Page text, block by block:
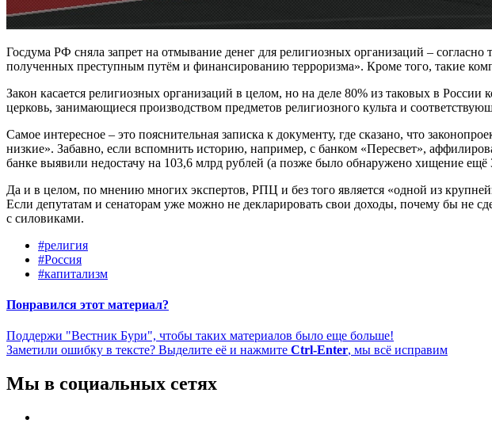
Госдума РФ сняла запрет на отмывание денег для религиозных организаций –
полученных преступным путём и финансированию терроризма». Кроме того, такие
Закон касается религиозных организаций в целом, но на деле 80% из таковых в
церковь, занимающиеся производством предметов религиозного культа и
Самое интересное – это пояснительная записка к документу, где сказано, что
низкие». Забавно, если вспомнить историю, например, с банком «Пересвет»,
банке выявили недостачу на 103,6 млрд рублей (а позже было обнаружено хищение
Да и в целом, по мнению многих экспертов, РПЦ и без того является «одной из
Если депутатам и сенаторам уже можно не декларировать свои доходы, почему бы не
с силовиками.
#религия
#Россия
#капитализм
Понравился этот материал?
Поддержи "Вестник Бури", чтобы таких материалов было еще больше!
Заметили ошибку в тексте? Выделите её и нажмите Ctrl-Enter, мы всё исправим
Мы в социальных сетях